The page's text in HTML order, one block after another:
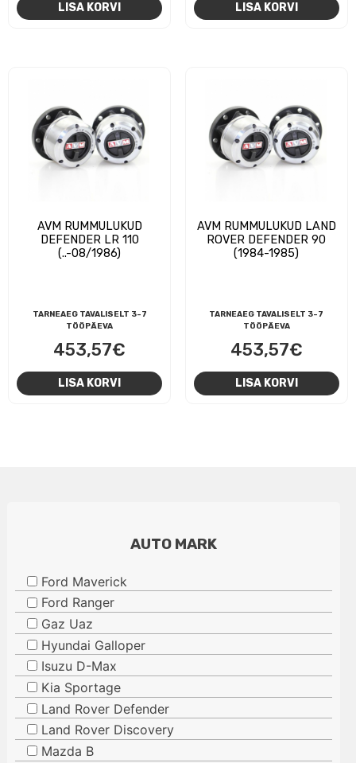
LISA KORVI LISA KORVI
AVM RUMMULUKUD
DEFENDER LR 110
(..-08/1986)
TARNEAEG TAVALISELT 3-7
TÖÖPÄEVA
453,57€
LISA KORVI
AVM RUMMULUKUD LAND
ROVER DEFENDER 90
(1984-1985)
TARNEAEG TAVALISELT 3-7
TÖÖPÄEVA
453,57€
LISA KORVI
AUTO MARK
Ford Maverick
Ford Ranger
Gaz Uaz
Hyundai Galloper
Isuzu D-Max
Kia Sportage
Land Rover Defender
Land Rover Discovery
Mazda B